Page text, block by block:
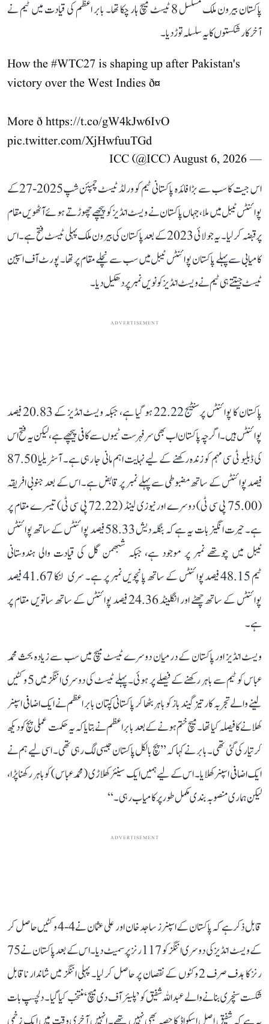
پاکستان بیرون ملک مسلسل 8 ٹیسٹ میچ ہار چکا تھا۔ بابر اعظم کی قیادت میں ٹیم نے
آخرکار شکستوں کا یہ سلسلہ توڑ دیا۔
How the#WTC27 is shaping up after Pakistan's
victory over the West Indies ð¤
More ðhttps://t.co/gW4kJw6IvO
pic.twitter.com/XjHwfuuTGd
— ICC (@ICC)
August 6, 2026
اس جیت کا سب سے بڑا فائدہ پاکستانی ٹیم کو ورلڈ ٹیسٹ چمپئن شپ2025-27کے
پوائنٹس ٹیبل میں ملا، جہاں پاکستان نے ویسٹ انڈیز کو پیچھے چھوڑتے ہوئے آٹھویں مقام
پر قبضہ کر لیا۔ یہ جولائی 2023 کے بعد پاکستان کی بیرون ملک پہلی ٹیسٹ فتح ہے۔ اس
کامیابی سے پہلے پاکستان پوائنٹس ٹیبل میں سب سے نچلے مقام پر تھا۔ پورٹ آف اسپین
ٹیسٹ جیتتے ہی ٹیم نے ویسٹ انڈیز کو نویں نمبر پر دھکیل دیا۔
ADVERTISEMENT
پاکستان کا پوائنٹس پرسنٹیج 22.22 ہو گیا ہے، جبکہ ویسٹ انڈیز کے 20.83 فیصد
پوائنٹس ہیں۔ اگرچہ پاکستان اب بھی سرفہرست ٹیموں سے کافی پیچھے ہے، لیکن یہ فتح اس
کی ڈبلیو ٹی سی مہم کو زندہ رکھنے کے لیے نہایت اہم مانی جا رہی ہے۔ آسٹریلیا 87.50
فیصد پوائنٹس کے ساتھ مضبوطی سے پہلے نمبر پر قابض ہے۔ اس کے بعد جنوبی افریقہ
(75.00 پی سی ٹی) دوسرے اور نیوزی لینڈ (72.22 پی سی ٹی) تیسرے مقام پر
ہے۔ حیرت انگیز بات یہ ہے کہ بنگلہ دیش 58.33 فیصد پوائنٹس کے ساتھ پوائنٹس
ٹیبل میں چوتھے نمبر پر موجود ہے، جبکہ شبھمن گل کی قیادت والی ہندوستانی
ٹیم 48.15 فیصد پوائنٹس کے ساتھ پانچویں نمبر پر ہے۔ سری لنکا 41.67 فیصد
پوائنٹس کے ساتھ چھٹے اور انگلینڈ 24.36 فیصد پوائنٹس کے ساتھ ساتویں مقام پر
ہے۔
ویسٹ انڈیز اور پاکستان کے درمیان دوسرے ٹیسٹ میچ میں سب سے زیادہ بحث محمد
عباس کو ٹیم سے باہر رکھنے کے فیصلے پر ہوئی۔ پہلے ٹیسٹ کی دوسری اننگز میں 5 وکٹیں
لینے والے تجربہ کار تیز گیند باز کو باہر بٹھا کر پاکستانی کپتان بابر اعظم نے ایک اضافی اسپنر
کھلانے کا فیصلہ کیا تھا۔ میچ ختم ہونے کے بعد بابر اعظم نے بتایا کہ یہ حکمت عملی پچ کو دیکھ
کر تیار کی گئی تھی۔ بابر نے کہا کہ ’’پچ بالکل پاکستان جیسی لگ رہی تھی۔ اسی لیے ہم نے
ایک اضافی اسپنر کھلایا۔ اس کے لیے ہمیں ایک سینئر کھلاڑی (محمد عباس) کو باہر رکھنا پڑا،
لیکن ہماری منصوبہ بندی مکمل طور پر کامیاب رہی۔‘‘
ADVERTISEMENT
قابل ذکر ہے کہ پاکستان کے اسپنرز ساجد خان اور علی عثمان نے 4-4 وکٹیں حاصل کر
کے ویسٹ انڈیز کی دوسری اننگز کو 117 رنز پر سمیٹ دیا۔ اس کے بعد پاکستان نے 75
رنز کا ہدف صرف 2 وکٹوں کے نقصان پر حاصل کر لیا۔ پہلی اننگز میں شاندار ناقابل
شکست سنچری بنانے والے عبداللہ شفیق کو ’پلیئر آف دی میچ‘ منتخب کیا گیا۔ دلچسپ بات